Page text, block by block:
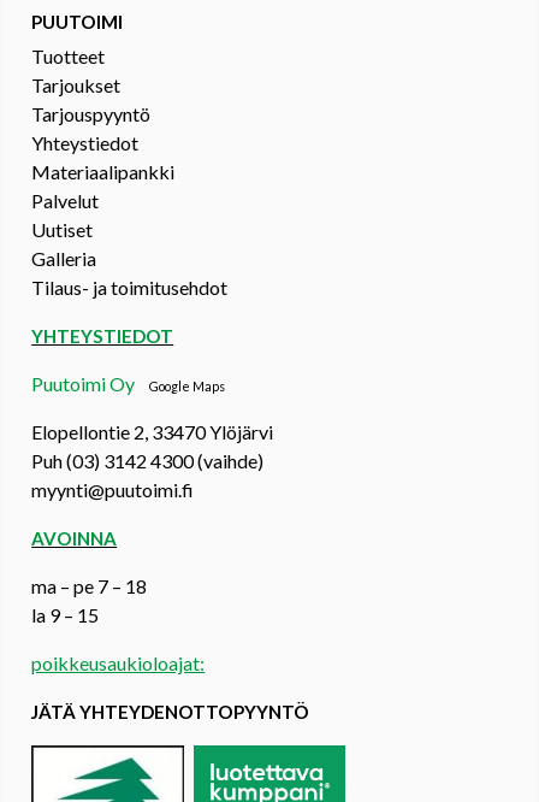
PUUTOIMI
Tuotteet
Tarjoukset
Tarjouspyyntö
Yhteystiedot
Materiaalipankki
Palvelut
Uutiset
Galleria
Tilaus- ja toimitusehdot
YHTEYSTIEDOT
Puutoimi OyGoogle Maps
Elopellontie 2, 33470 Ylöjärvi
Puh (03) 3142 4300 (vaihde)
myynti@puutoimi.fi
AVOINNA
ma – pe 7 – 18
la 9 – 15
poikkeusaukioloajat:
JÄTÄ YHTEYDENOTTOPYYNTÖ